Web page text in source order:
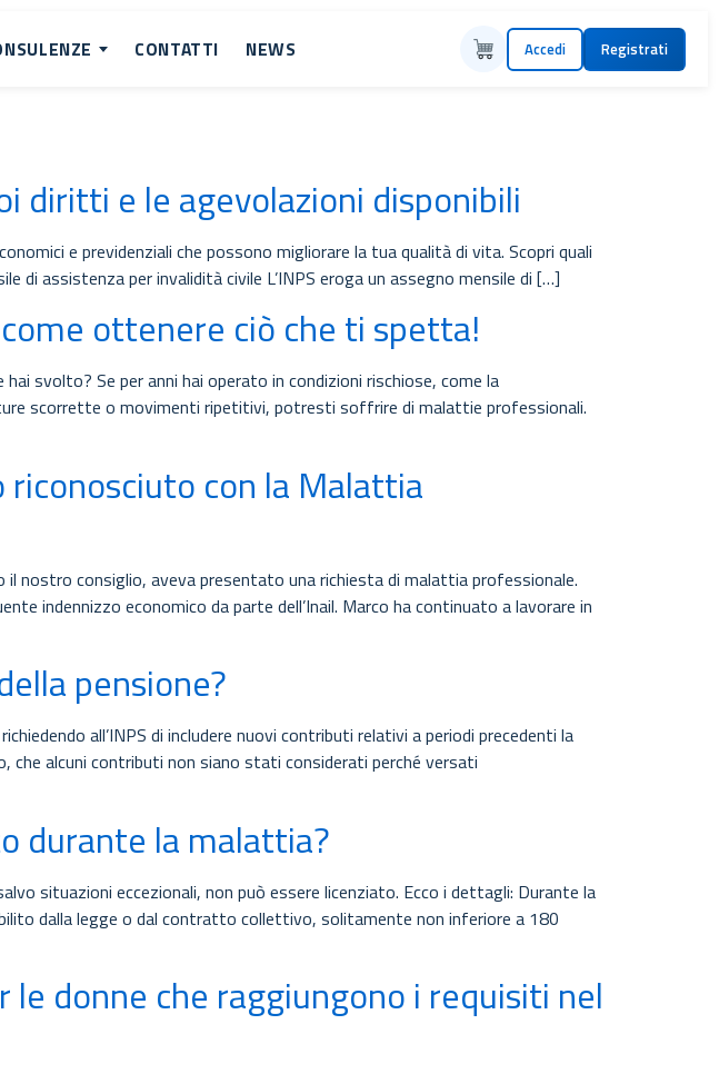
CONTATTI NEWS Accedi Registrati
diritti e le agevolazioni disponibili
e previdenziali che possono migliorare la tua qualità di vita. Scopri quali
assistenza per invalidità civile L’INPS eroga un assegno mensile di […]
ottenere ciò che ti spetta!
svolto? Se per anni hai operato in condizioni rischiose, come la
scorrette o movimenti ripetitivi, potresti soffrire di malattie professionali.
riconosciuto con la Malattia
il nostro consiglio, aveva presentato una richiesta di malattia professionale.
indennizzo economico da parte dell’Inail. Marco ha continuato a lavorare in
pensione?
all’INPS di includere nuovi contributi relativi a periodi precedenti la
che alcuni contributi non siano stati considerati perché versati
durante la malattia?
situazioni eccezionali, non può essere licenziato. Ecco i dettagli: Durante la
dalla legge o dal contratto collettivo, solitamente non inferiore a 180
donne che raggiungono i requisiti nel